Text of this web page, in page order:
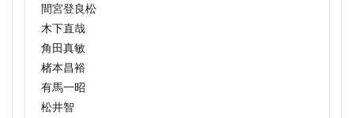
間宮登良松
木下直哉
角田真敏
楮本昌裕
有馬一昭
松井智